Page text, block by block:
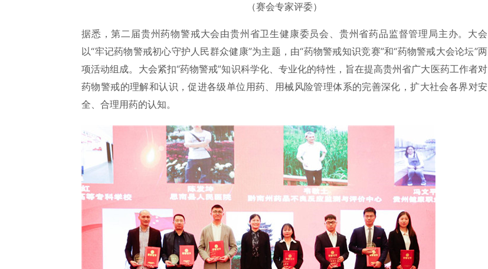
（赛会专家评委）
据悉，第二届贵州药物警戒大会由贵州省卫生健康委员会、贵州省药品监督管理局主办。大会
以“牢记药物警戒初心守护人民群众健康”为主题，由“药物警戒知识竞赛”和“药物警戒大会论坛”两
项活动组成。大会紧扣“药物警戒”知识科学化、专业化的特性，旨在提高贵州省广大医药工作者对
药物警戒的理解和认识，促进各级单位用药、用械风险管理体系的完善深化，扩大社会各界对安
全、合理用药的认知。